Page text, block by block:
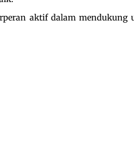
aktif dalam